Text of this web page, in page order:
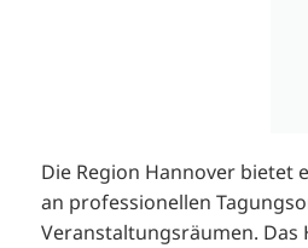
Die Region Hannover bietet
an professionellen
Veranstaltungsräumen. Das